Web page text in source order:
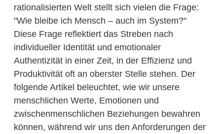
rationalisierten Welt stellt sich vielen die Frage:
"Wie bleibe ich Mensch – auch im System?"
Diese Frage reflektiert das Streben nach
individueller Identität und emotionaler
Authentizität in einer Zeit, in der Effizienz und
Produktivität oft an oberster Stelle stehen. Der
folgende Artikel beleuchtet, wie wir unsere
menschlichen Werte, Emotionen und
zwischenmenschlichen Beziehungen bewahren
können, während wir uns den Anforderungen der